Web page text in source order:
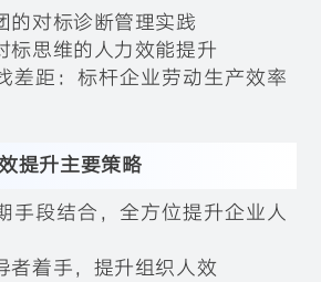
的对标诊断管理实践
标思维的人力效能提升
差距：标杆企业劳动生产效率
提升主要策略
手段结合，全方位提升企业人
者着手，提升组织人效